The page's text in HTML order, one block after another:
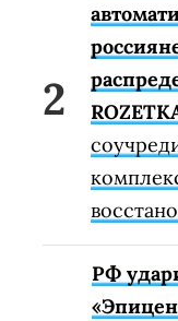
РФ